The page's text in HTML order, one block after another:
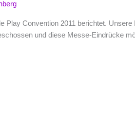
Play Convention 2011 berichtet. Unsere
und diese Messe-Eindrücke